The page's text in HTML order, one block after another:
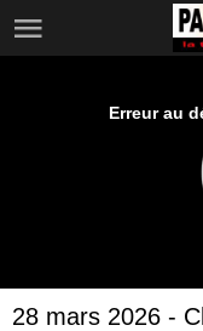
Erreur au
28 mars 2026 -